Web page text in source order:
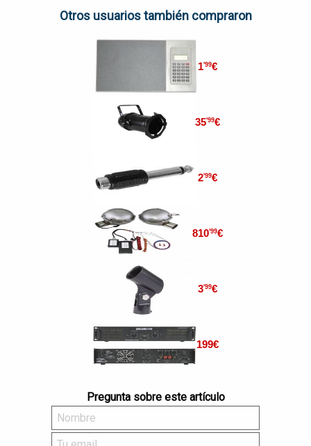
Otros usuarios también compraron
1'99€
35'99€
2'99€
810'99€
3'99€
199€
Pregunta sobre este artículo